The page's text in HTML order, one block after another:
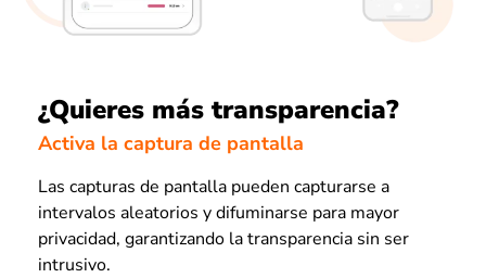
¿Quieres más transparencia?
Activa la captura de pantalla
Las capturas de pantalla pueden capturarse a
intervalos aleatorios y difuminarse para mayor
privacidad, garantizando la transparencia sin ser
intrusivo.